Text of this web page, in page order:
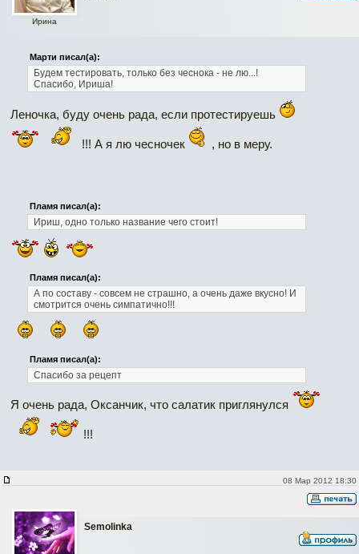
Ирина
Марти писал(а):
Будем тестировать, только без чеснока - не лю...!
Спасибо, Ириша!
Леночка, буду очень рада, если протестируешь
!!! А я лю чесночек , но в меру.
Пламя писал(а):
Ириш, одно только название чего стоит!
Пламя писал(а):
А по составу - совсем не страшно, а очень даже вкусно! И
смотрится очень симпатично!!!
Пламя писал(а):
Спасибо за рецепт
Я очень рада, Оксанчик, что салатик приглянулся
!!!
08 Мар 2012 18:30
Semolinka